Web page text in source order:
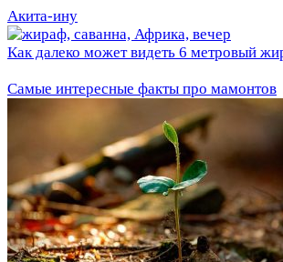
Акита-ину
Как далеко может видеть 6 метровый
Самые интересные факты про мамонтов